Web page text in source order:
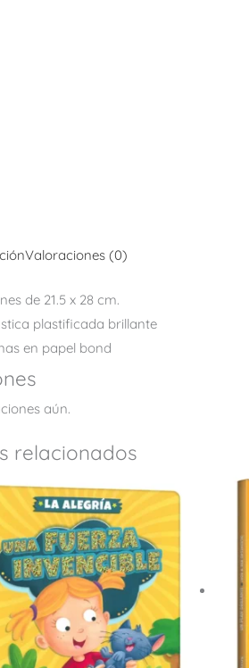
Valoraciones (0)
de 21.5 x 28 cm.
plastificada brillante
en papel bond
aún.
relacionados